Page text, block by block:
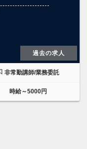
過去の求人
非常勤講師/業務委託
時給～5000円